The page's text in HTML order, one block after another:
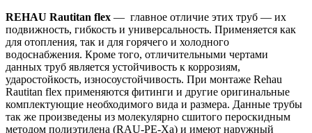
REHAU Rautitan flex — главное отличие этих труб — их
подвижность, гибкость и универсальность. Применяется как
для отопления, так и для горячего и холодного
водоснабжения. Кроме того, отличительными чертами
данных труб является устойчивость к коррозиям,
ударостойкость, износоустойчивость. При монтаже Rehau
Rautitan flex применяются фитинги и другие оригинальные
комплектующие необходимого вида и размера. Данные трубы
так же произведены из молекулярно сшитого пероскидным
методом полиэтилена (RAU-PE-Xa) и имеют наружный